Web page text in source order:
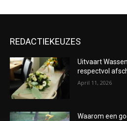
REDACTIEKEUZES
Uitvaart
respectvol
April 11, 2026
Waarom een